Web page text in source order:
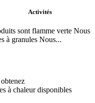
Activités
sont flamme verte Nous
à granules Nous...
à chaleur disponibles